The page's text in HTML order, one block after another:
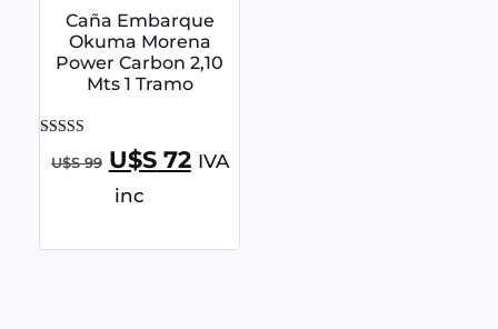
Caña Embarque
Okuma Morena
Power Carbon 2,10
Mts 1 Tramo
Valorado con
5.00
U$S99 U$S72 IVA
inc